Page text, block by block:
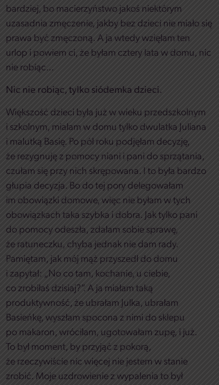
bardziej, bo macierzyństwo jakoś niektórym
uzasadnia zmęczenie, jakby bez dzieci nie miało się
prawa być zmęczoną. A ja wtedy wzięłam ten
urlop i powiem ci, że byłam cztery lata w domu, nic
nie robiąc…
Nic nie robiąc, tylko siódemka dzieci.
Większość dzieci była już w wieku przedszkolnym
i szkolnym, miałam w domu tylko dwulatka Juliana
i malutką Basię. Po pół roku podjęłam decyzję,
że rezygnuję z pomocy niani i pani do sprzątania,
czułam się przy nich skrępowana. I to była bardzo
głupia decyzja. Bo do tej pory delegowałam
im obowiązki domowe, więc nie byłam w tych
obowiązkach taka szybka i dobra. Jak tylko pani
do pomocy odeszła, zdałam sobie sprawę,
że ratuneczku, chyba jednak nie dam rady.
Pamiętam, jak mój mąż przyszedł do domu
i zapytał: „No co tam, kochanie, u ciebie,
co zrobiłaś dzisiaj?”. A ja miałam taką
produktywność, że ubrałam Julka, ubrałam
Basieńkę, wyszłam spocona z nimi do sklepu
po makaron, wróciłam, ugotowałam zupę, i już.
To był moment, by przyjąć z pokorą,
że rzeczywiście nic więcej nie jestem w stanie
zrobić. Moje uzdrowienie z wypalenia to był